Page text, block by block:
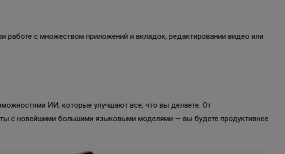
работе с множеством приложений и вкладок, редактировании видео или
ИИ, которые улучшают все, что вы делаете. От
с новейшими большими языковыми моделями — вы будете продуктивнее